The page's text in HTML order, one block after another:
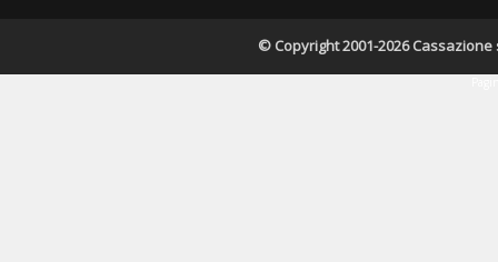
© Copyright 2001-2026 Cassazione